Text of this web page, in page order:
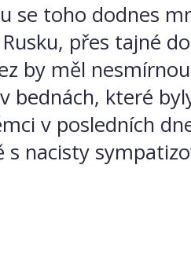
se toho dodnes
přes tajné
by měl
které
v posledních
nacisty